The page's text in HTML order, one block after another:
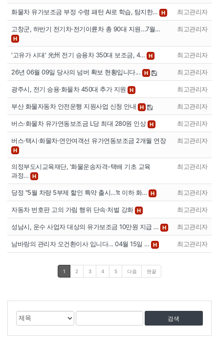
화물차 유가보조금 부정 수령 패턴 AI로 학습, 탐지한… H 최고관리자
고창군, 하반기 전기차·전기이륜차 총 90대 지원…7월…
H
최고관리자
'고유가 시대' 光州 전기 승용차 350대 보조금, 4… H 최고관리자
26년 06월 09일 당사의 넘버 확보 현황입니다... H 최고관리자
광주시, 전기 승용·화물차 450대 추가 지원 H 최고관리자
부산 화물자동차 안전운행 지원사업 신청 안내 H 최고관리자
버스·화물차 유가연동보조금 L당 최대 280원 인상 H 최고관리자
버스·택시·화물차·연안여객선 유가연동보조금 2개월 연장
H
최고관리자
의정부도시교육재단, '화물운송자격-택배 기초 교육
과정… H
최고관리자
당정 "5월 차량 5부제 할인 특약 출시…1t 이하 화… H 최고관리자
자동차 번호판 고의 가림 행위 단속·처벌 강화 H 최고관리자
성남시, 운수 사업자 대상의 유가보조금 10만원 지급 … H 최고관리자
남바랑의 관리자 오건환이사 입니다... 04월 15일 … H 최고관리자
1 2 3 4 5 다음 맨끝
게
물
검
색
대
검
어